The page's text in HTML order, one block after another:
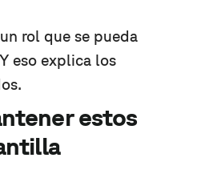
rol que se pueda
eso explica los
estos